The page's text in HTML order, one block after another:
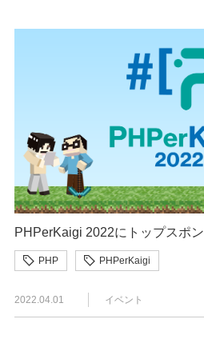
PHPerKaigi 2022にトップスポ
PHP PHPerKaigi
2022.04.01 イベント